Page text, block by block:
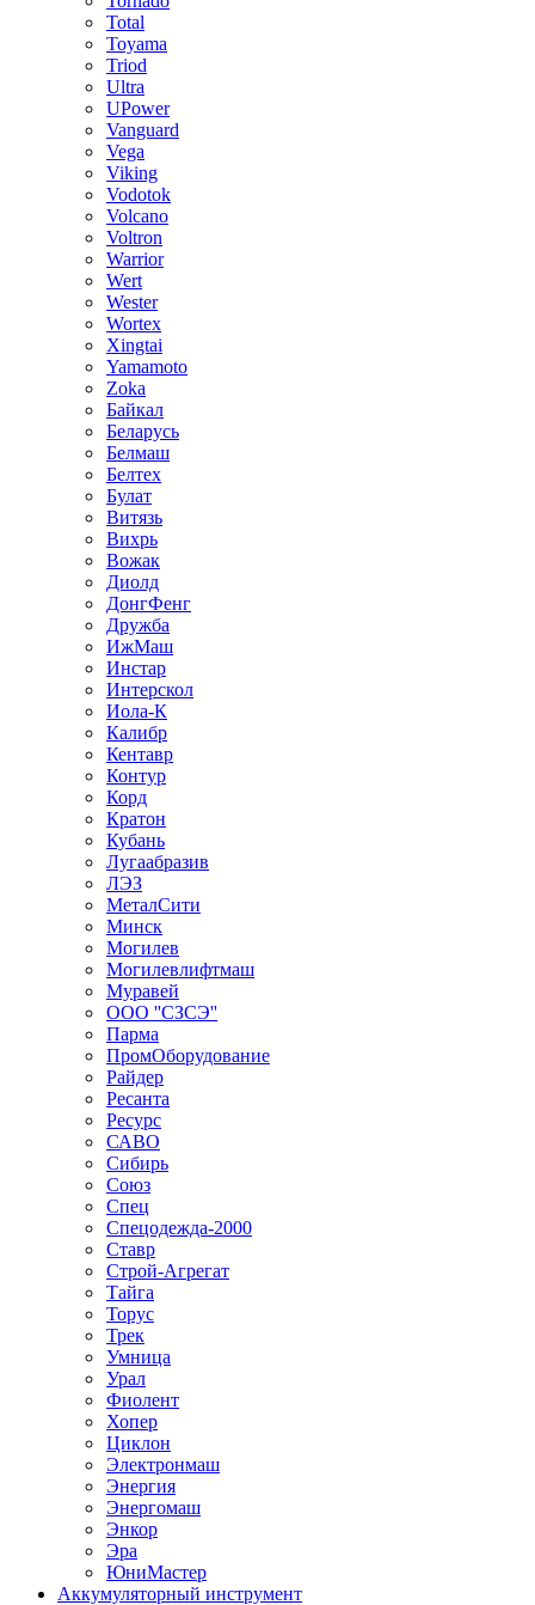
Total
Toyama
Triod
Ultra
UPower
Vanguard
Vega
Viking
Vodotok
Volcano
Voltron
Warrior
Wert
Wester
Wortex
Xingtai
Yamamoto
Zoka
Байкал
Беларусь
Белмаш
Белтех
Булат
Витязь
Вихрь
Вожак
Диолд
ДонгФенг
Дружба
ИжМаш
Инстар
Интерскол
Иола-К
Калибр
Кентавр
Контур
Корд
Кратон
Кубань
Лугаабразив
ЛЭЗ
МеталСити
Минск
Могилев
Могилевлифтмаш
Муравей
ООО ''СЗСЭ''
Парма
ПромОборудование
Райдер
Ресанта
Ресурс
САВО
Сибирь
Союз
Спец
Спецодежда-2000
Ставр
Строй-Агрегат
Тайга
Торус
Трек
Умница
Урал
Фиолент
Хопер
Циклон
Электронмаш
Энергия
Энергомаш
Энкор
Эра
ЮниМастер
Аккумуляторный инструмент